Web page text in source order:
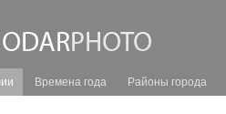
Времена года Районы города